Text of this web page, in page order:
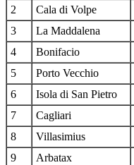
2
Cala di Volpe
3
La Maddalena
4
Bonifacio
5
Porto Vecchio
6
Isola di San Pietro
7
Cagliari
8
Villasimius
9
Arbatax